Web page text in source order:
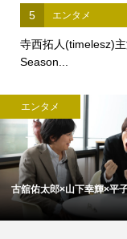
5 エンタメ
寺西拓人(timelesz)
Season...
エンタメ
古舘佑太郎×山下幸輝×平